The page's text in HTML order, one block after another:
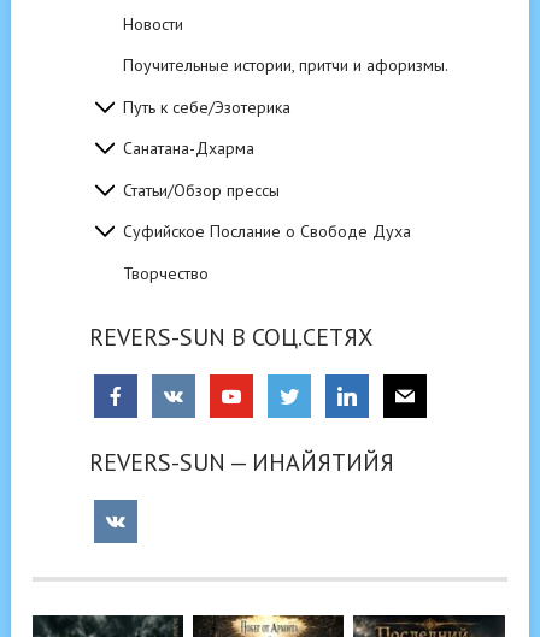
Новости
Поучительные истории, притчи и афоризмы.
Путь к себе/Эзотерика
Санатана-Дхарма
Статьи/Обзор прессы
Суфийское Послание о Свободе Духа
Творчество
REVERS-SUN В СОЦ.СЕТЯХ
REVERS-SUN — ИНАЙЯТИЙЯ